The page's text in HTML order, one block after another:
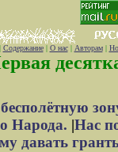
Содержание| О нас| Авторам|
Народа. |Нас
давать